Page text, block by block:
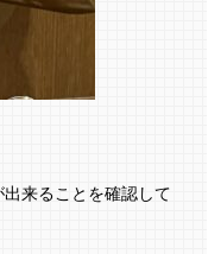
来ることを確認して